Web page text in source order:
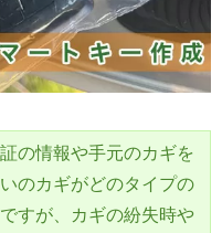
の情報や手元のカギを
のカギがどのタイプの
すが、カギの紛失時や